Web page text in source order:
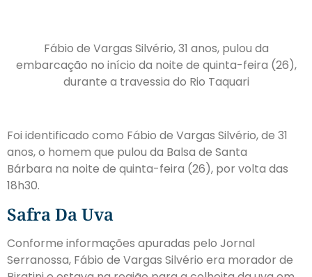
Fábio de Vargas Silvério, 31 anos, pulou da
embarcação no início da noite de quinta-feira (26),
durante a travessia do Rio Taquari
Foi identificado como Fábio de Vargas Silvério, de 31
anos, o homem que pulou da Balsa de Santa
Bárbara na noite de quinta-feira (26), por volta das
18h30.
Safra Da Uva
Conforme informações apuradas pelo Jornal
Serranossa, Fábio de Vargas Silvério era morador de